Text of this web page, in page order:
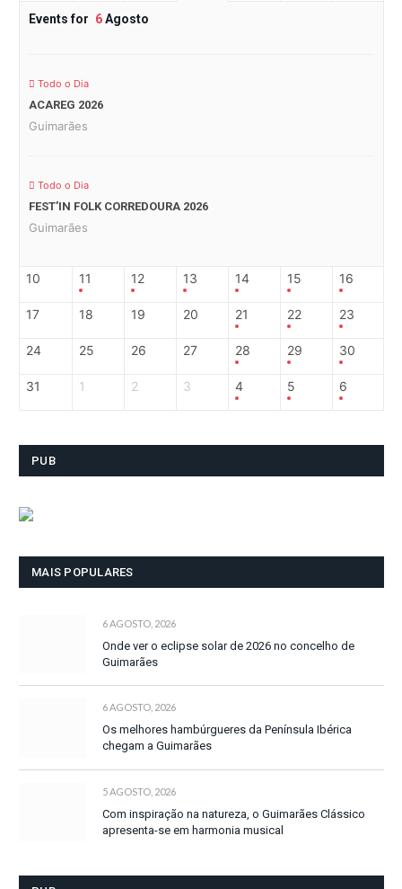
Events for 6Agosto
Todo o Dia
ACAREG 2026
Guimarães
Todo o Dia
FEST’IN FOLK CORREDOURA 2026
Guimarães
10 11 12 13 14 15 16
17 18 19 20 21 22 23
24 25 26 27 28 29 30
31 1 2 3 4 5 6
PUB
MAIS POPULARES
6 AGOSTO, 2026
Onde ver o eclipse solar de 2026 no concelho de
Guimarães
6 AGOSTO, 2026
Os melhores hambúrgueres da Península Ibérica
chegam a Guimarães
5 AGOSTO, 2026
Com inspiração na natureza, o Guimarães Clássico
apresenta-se em harmonia musical